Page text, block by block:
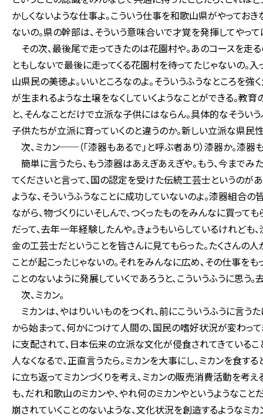
かしくないような仕事よ。こういう仕事を和歌山県がやってお
ないの。県の幹部は、そういう意味合いで才覚を発揮してやって
その次、最後尾で走ってきたのは花園村や。あのコースを走
ともしないで最後に走ってくる花園村を待ってたじゃないの。
山県民の美徳よ。いいところなのよ。そういうふうなところを
が生まれるような土壌をなくしていくようなことができる。教育
と、そんなことだけで立派な子供にはならん。具体的なそうい
子供たちが立派に育っていくのと違うのか。新しい立派な県民
次、ミカン──（「漆器もあるで」と呼ぶ者あり）漆器か。漆器も
簡単に言うたら、もう漆器はあえぎあえぎや。もう、今までみ
てくださいと言って、国の認定を受けた伝統工芸士というのが
ような、そういうふうなことに成功していないのよ。漆器組合
ながら、物づくりにいそしんで、つくったものをみんなに買って
だって、去年一年経験したんや。きょうもいらしているけれど
金の工芸士だということを皆さんに見てもらった。たくさんの
ことが起こったじゃないの。それをみんなに広め、その仕事を
ことのないように発展していくであろうと、こういうふうに思
次、ミカン。
ミカンは、やはりいいものをつくれ、前にこういうふうに言
から始まって、何かにつけて人間の、国民の嗜好状況が変わっ
に支配されて、日本伝来の立派な文化が侵食されてきている
人なくなるで、正直言うたら。ミカンを大事にし、ミカンを食す
に立ち返ってミカンづくりを考え、ミカンの販売消費活動を考
も、だれ和歌山のミカンや、やれ何のミカンやというようなこ
崩されていくことのないような、文化状況を創造するようなミ